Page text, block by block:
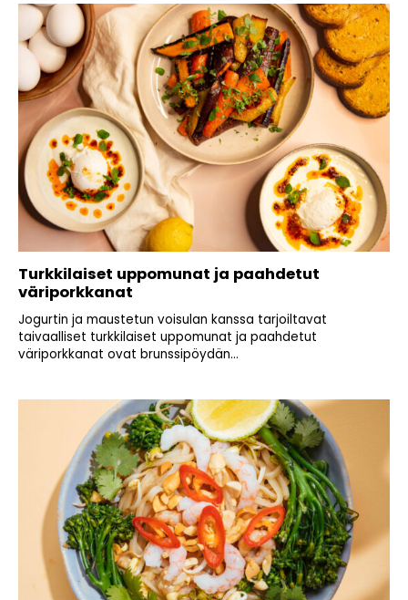
Turkkilaiset uppomunat ja paahdetut
väriporkkanat
Jogurtin ja maustetun voisulan kanssa tarjoiltavat
taivaalliset turkkilaiset uppomunat ja paahdetut
väriporkkanat ovat brunssipöydän...